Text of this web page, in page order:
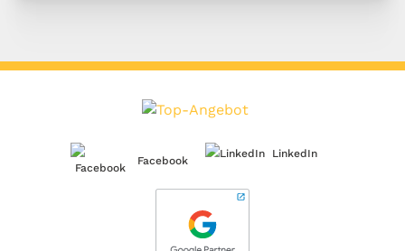
Facebook
LinkedIn